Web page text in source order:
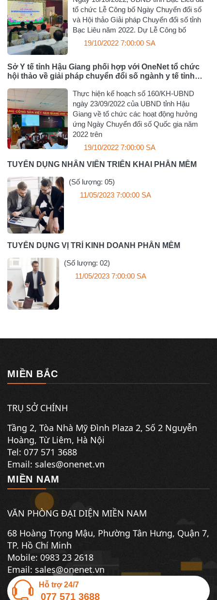
tổ chức Lễ Công bố Ngày Chuyển đổi số
và Hội thảo Giải pháp Chuyển đổi số tỉnh
Bạc Liêu năm 2022. Dự Lễ Công bố
19/10/2022 7:00:00 SA
Sở Y tế tỉnh Hậu Giang phối hợp với OneNet tổ chức
hội thảo về giải pháp chuyển đổi số ngành y tế tỉnh
Thực hiện kế hoạch số 160/KH-UBND
ngày 23/09/2022 của UBND tỉnh Hậu
Giang về tổ chức các hoạt động hưởng
ứng Ngày Chuyển đổi số Quốc gia năm
2022 trên
19/10/2022 7:00:00 SA
TUYỂN DỤNG NHÂN VIÊN TRIỂN KHAI PHẦN MỀM
(Số lượng: 05)
11/05/2023 7:00:00 SA
TUYỂN DỤNG VỊ TRÍ KINH DOANH PHẦN MỀM
(Số lượng: 02)
11/05/2023 7:00:00 SA
MIỀN BẮC
TRỤ SỞ CHÍNH
Tầng 2, Tòa Nhà Mỹ Đình Plaza 2, Số 2 Nguyễn
Hoàng, Từ Liêm, Hà Nội
Tel: 077 571 3688
Email: sales@onenet.vn
MIỀN NAM
VĂN PHÒNG ĐẠI DIỆN MIỀN NAM
68 Hoàng Trọng Mậu, Phường Tân Hưng, Quận 7,
TP. Hồ Chí Minh
Mobile: 0983 23 2618
Email: sales@onenet.vn
Hỗ trợ 24/7
077 571 3688
077 571 3688